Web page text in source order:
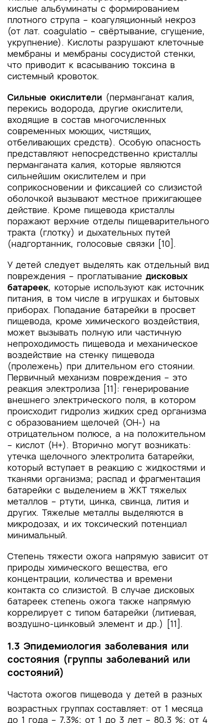
кислые альбуминаты с формированием
плотного струпа – коагуляционный некроз
(от лат. coagulatio – свёртывание, сгущение,
укрупнение). Кислоты разрушают клеточные
мембраны и мембраны сосудистой стенки,
что приводит к всасыванию токсина в
системный кровоток.
Сильные окислители (перманганат калия,
перекись водорода, другие окислители,
входящие в состав многочисленных
современных моющих, чистящих,
отбеливающих средств). Особую опасность
представляют непосредственно кристаллы
перманганата калия, которые являются
сильнейшим окислителем и при
соприкосновении и фиксацией со слизистой
оболочкой вызывают местное прижигающее
действие. Кроме пищевода кристаллы
поражают верхние отделы пищеварительного
тракта (глотку) и дыхательных путей
(надгортанник, голосовые связки [10].
У детей следует выделять как отдельный вид
повреждения – проглатывание дисковых
батареек, которые используют как источник
питания, в том числе в игрушках и бытовых
приборах. Попадание батарейки в просвет
пищевода, кроме химического воздействия,
может вызывать полную или частичную
непроходимость пищевода и механическое
воздействие на стенку пищевода
(пролежень) при длительном его стоянии.
Первичный механизм повреждения – это
реакция электролиза [11]: генерирование
внешнего электрического поля, в котором
происходит гидролиз жидких сред организма
с образованием щелочей (OH-) на
отрицательном полюсе, а на положительном
– кислот (Н+). Вторично могут возникать:
утечка щелочного электролита батарейки,
который вступает в реакцию с жидкостями и
тканями организма; распад и фрагментация
батарейки с выделением в ЖКТ тяжелых
металлов – ртути, цинка, свинца, лития и
других. Тяжелые металлы выделяются в
микродозах, и их токсический потенциал
минимальный.
Степень тяжести ожога напрямую зависит от
природы химического вещества, его
концентрации, количества и времени
контакта со слизистой. В случае дисковых
батареек степень ожога также напрямую
коррелирует с типом батарейки (литиевая,
воздушно-цинковый элемент и др.) [11].
1.3 Эпидемиология заболевания или
состояния (группы заболеваний или
состояний)
Частота ожогов пищевода у детей в разных
возрастных группах составляет: от 1 месяца
до 1 года – 7,3%; от 1 до 3 лет – 80,3 %; от 4